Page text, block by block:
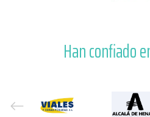
Han confiado